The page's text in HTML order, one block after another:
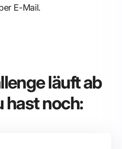
E-Mail.
läuft ab
hast noch: